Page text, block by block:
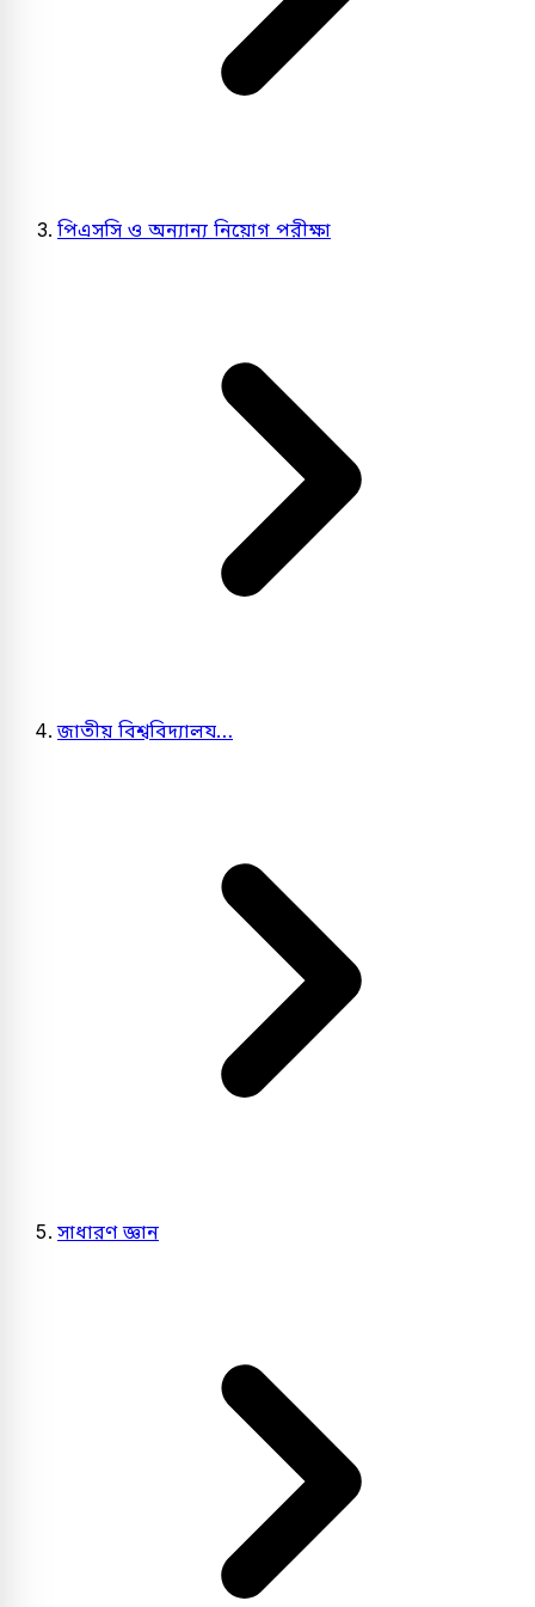
পিএসসি ও অন্যান্য নিয়োগ পরীক্ষা
জাতীয় বিশ্ববিদ্যালয…
সাধারণ জ্ঞান